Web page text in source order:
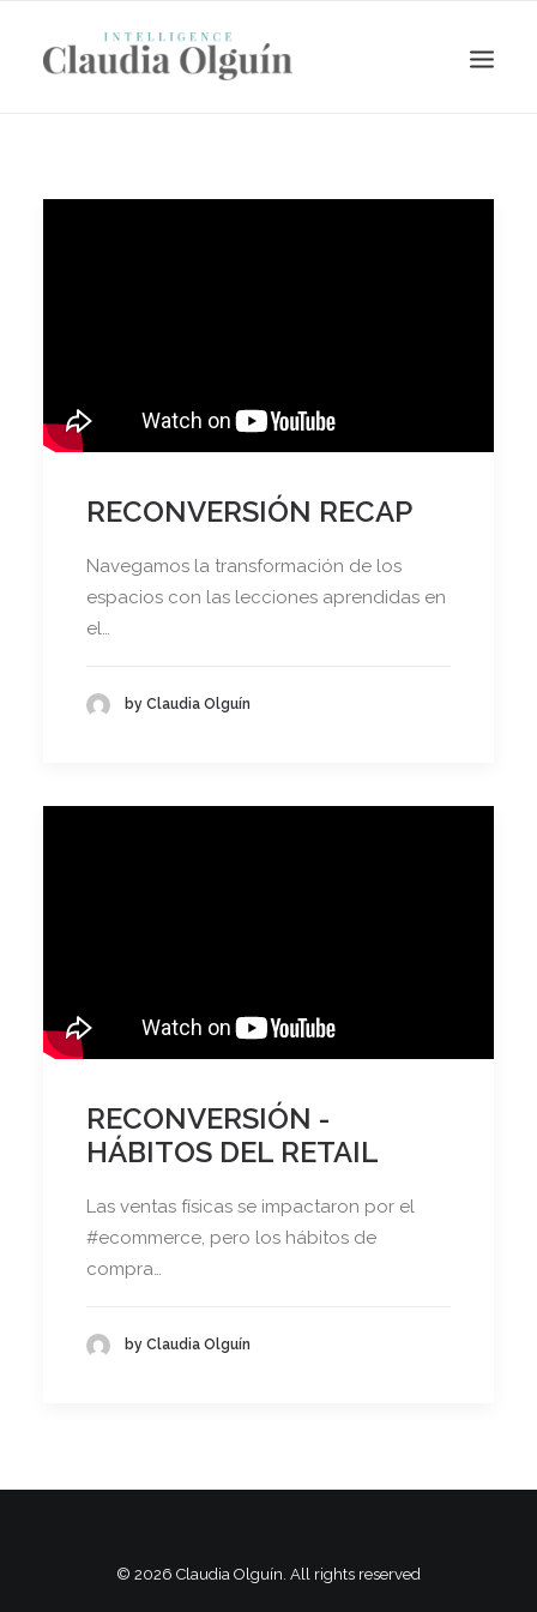
Search
RECONVERSIÓN RECAP
Navegamos la transformación de los
espacios con las lecciones aprendidas en
el…
by Claudia Olguín
RECONVERSIÓN -
HÁBITOS DEL RETAIL
Las ventas físicas se impactaron por el
#ecommerce, pero los hábitos de
compra…
by Claudia Olguín
© 2026 Claudia Olguín. All rights reserved